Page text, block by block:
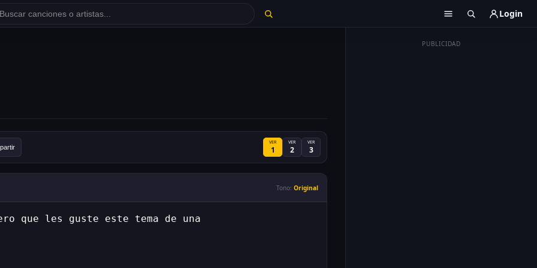
Login
PUBLICIDAD
VER
1
VER
2
VER
3
Tono: Original
que les guste este tema de una